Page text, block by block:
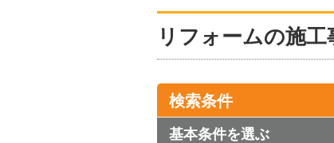
リフォームの施工
検索条件
基本条件を選ぶ